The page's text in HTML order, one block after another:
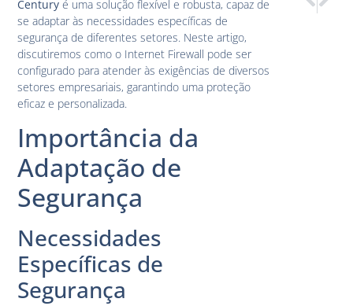
Century é uma solução flexível e robusta, capaz de
se adaptar às necessidades específicas de
segurança de diferentes setores. Neste artigo,
discutiremos como o Internet Firewall pode ser
configurado para atender às exigências de diversos
setores empresariais, garantindo uma proteção
eficaz e personalizada.
Importância da
Adaptação de
Segurança
Necessidades
Específicas de
Segurança
NGFW: O